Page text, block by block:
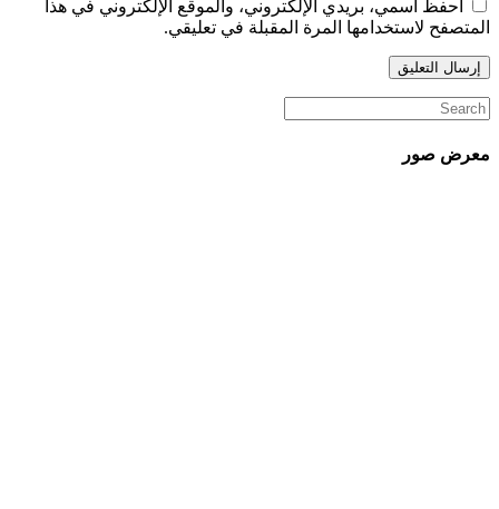
احفظ اسمي، بريدي الإلكتروني، والموقع الإلكتروني في هذا
المتصفح لاستخدامها المرة المقبلة في تعليقي.
معرض صور